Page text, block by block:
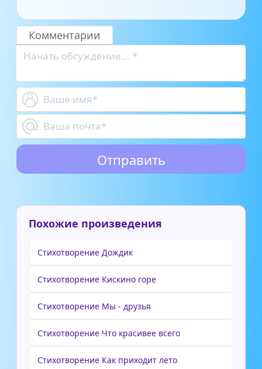
Комментарии
Похожие произведения
Стихотворение Дождик
Стихотворение Кискино горе
Стихотворение Мы - друзья
Стихотворение Что красивее всего
Стихотворение Как приходит лето